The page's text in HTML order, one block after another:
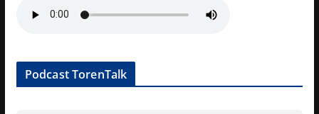
Podcast TorenTalk